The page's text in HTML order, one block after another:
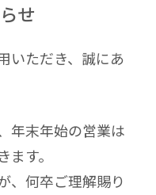
せ
いただき、誠にあ
年末年始の営業は
す。
、何卒ご理解賜り